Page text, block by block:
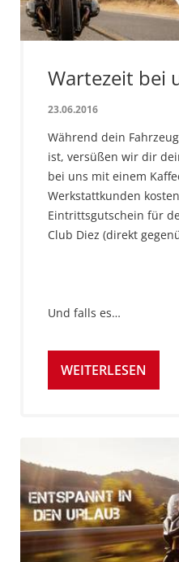
Wartezeit bei
23.06.2016
Während dein
ist, versüßen wir dir
bei uns mit einem
Werkstattkunden
Eintrittsgutschein für
Club Diez (direkt
Und falls es…
WEITERLESEN